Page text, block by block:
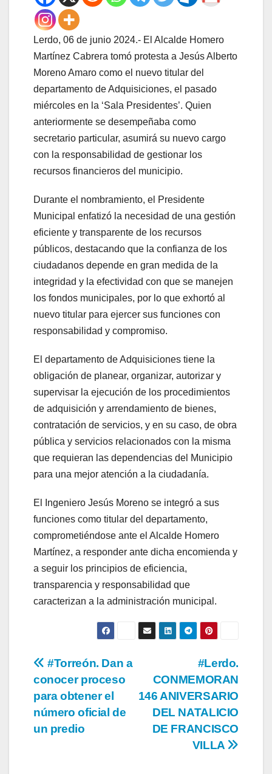
Lerdo, 06 de junio 2024.- El Alcalde Homero
Martínez Cabrera tomó protesta a Jesús Alberto
Moreno Amaro como el nuevo titular del
departamento de Adquisiciones, el pasado
miércoles en la ‘Sala Presidentes’. Quien
anteriormente se desempeñaba como
secretario particular, asumirá su nuevo cargo
con la responsabilidad de gestionar los
recursos financieros del municipio.
Durante el nombramiento, el Presidente
Municipal enfatizó la necesidad de una gestión
eficiente y transparente de los recursos
públicos, destacando que la confianza de los
ciudadanos depende en gran medida de la
integridad y la efectividad con que se manejen
los fondos municipales, por lo que exhortó al
nuevo titular para ejercer sus funciones con
responsabilidad y compromiso.
El departamento de Adquisiciones tiene la
obligación de planear, organizar, autorizar y
supervisar la ejecución de los procedimientos
de adquisición y arrendamiento de bienes,
contratación de servicios, y en su caso, de obra
pública y servicios relacionados con la misma
que requieran las dependencias del Municipio
para una mejor atención a la ciudadanía.
El Ingeniero Jesús Moreno se integró a sus
funciones como titular del departamento,
comprometiéndose ante el Alcalde Homero
Martínez, a responder ante dicha encomienda y
a seguir los principios de eficiencia,
transparencia y responsabilidad que
caracterizan a la administración municipal.
Navegación
de
entradas
#Lerdo.
CONMEMORAN
146 ANIVERSARIO
DEL NATALICIO
DE FRANCISCO
VILLA
#Torreón. Dan a
conocer proceso
para obtener el
número oficial de
un predio